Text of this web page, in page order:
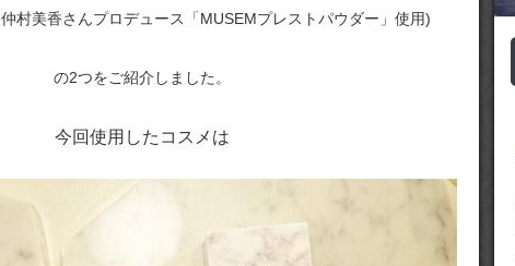
仲村美香さんプロデュース「MUSEMプレストパウダー」使用)
の2つをご紹介しました。
今回使用したコスメは